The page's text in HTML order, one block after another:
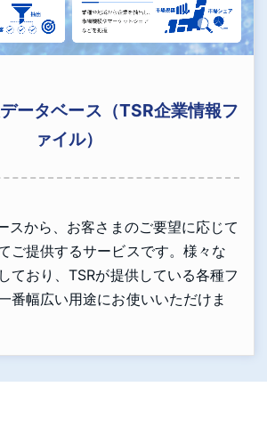
ータベース（TSR企業情報フ
ァイル）
スから、お客さまのご要望に応じて
ご提供するサービスです。様々な
ており、TSRが提供している各種フ
番幅広い用途にお使いいただけま